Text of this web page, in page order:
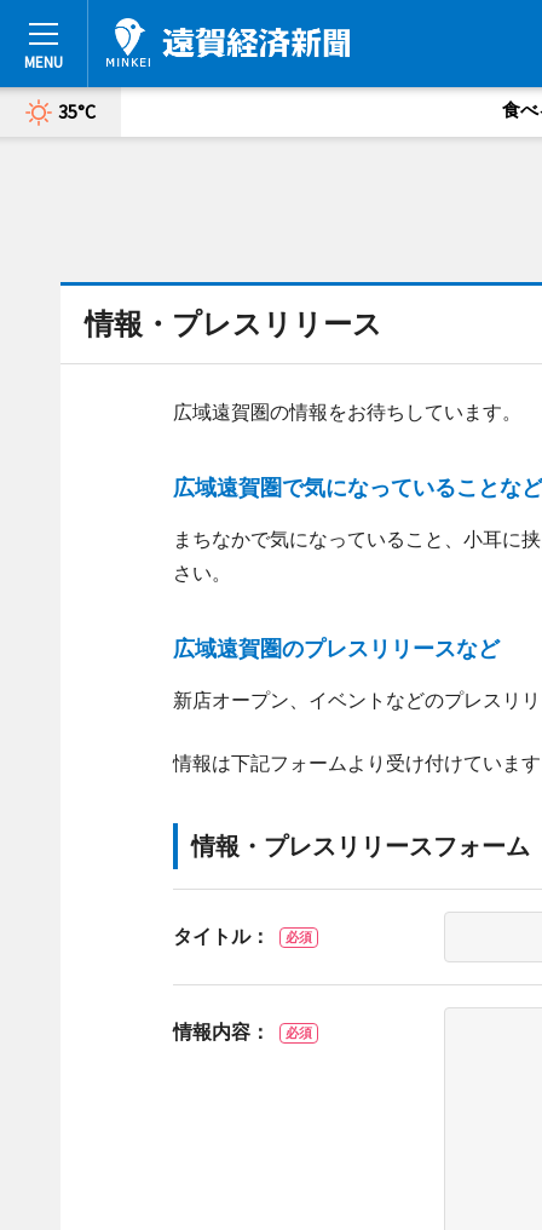
35°C 食べ
情報・プレスリリース
広域遠賀圏の情報をお待ちしています。
広域遠賀圏で気になっていることなど
まちなかで気になっていること、小耳に
さい。
広域遠賀圏のプレスリリースなど
新店オープン、イベントなどのプレスリ
情報は下記フォームより受け付けていま
情報・プレスリリースフォーム
タイトル： 必須
情報内容： 必須